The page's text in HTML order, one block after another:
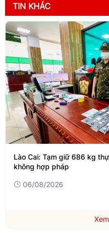
TIN KHÁC
Lào Cai: Tạm giữ 686 kg
không hợp pháp
06/08/2026